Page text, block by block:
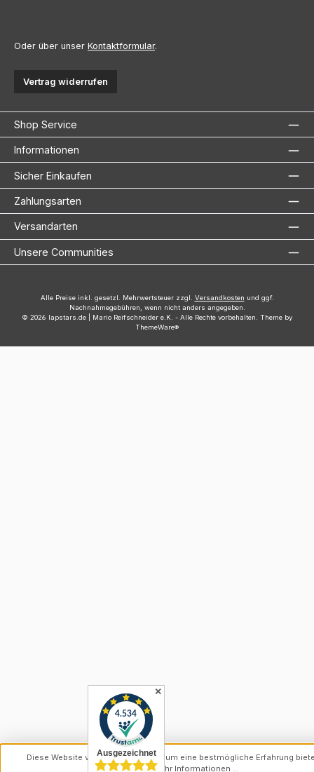
Oder über unser Kontaktformular.
Vertrag widerrufen
Shop Service
Informationen
Sicher Einkaufen
Zahlungsarten
Versandarten
Unsere Communities
Alle Preise inkl. gesetzl. Mehrwertsteuer zzgl. Versandkosten und ggf.
Nachnahmegebühren, wenn nicht anders angegeben.
© 2026 lapstars.de | Mario Reifschneider e.K. - Alle Rechte vorbehalten. Theme by
ThemeWare®
✕
Diese Website verwendet Cookies, um eine bestmögliche Erfahrung
können.Mehr Informationen ...